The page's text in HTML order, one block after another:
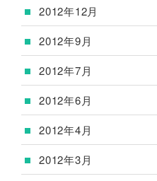
2012年12月
2012年9月
2012年7月
2012年6月
2012年4月
2012年3月